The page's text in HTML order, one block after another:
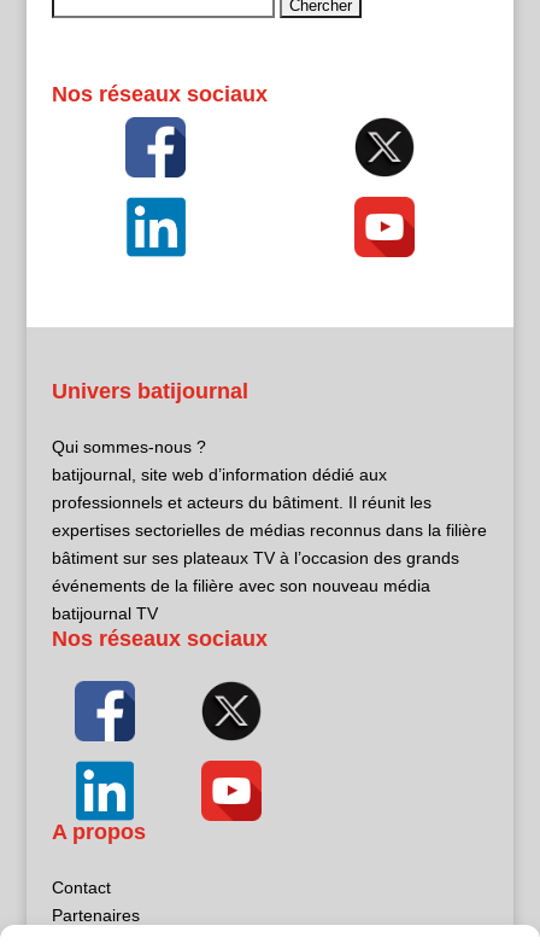
Nos réseaux sociaux
Univers batijournal
Qui sommes-nous ?
batijournal, site web d’information dédié aux
professionnels et acteurs du bâtiment. Il réunit les
expertises sectorielles de médias reconnus dans la filière
bâtiment sur ses plateaux TV à l’occasion des grands
événements de la filière avec son nouveau média
batijournal TV
Nos réseaux sociaux
A propos
Contact
Partenaires